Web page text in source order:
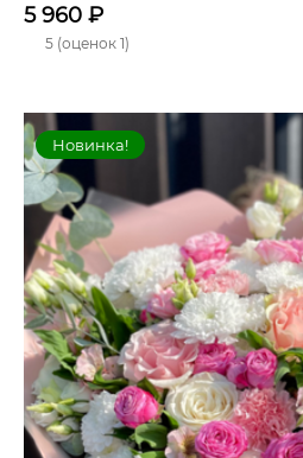
5 960 ₽
5 (оценок 1)
Новинка!